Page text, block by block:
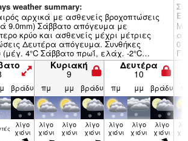
weather summary:
αρχικά με ασθενείς βροχοπτώσεις
9.0mm) Σάββατο απόγευμα με
κρύο και ασθενείς μέχρι μέτριες
Δευτέρα απόγευμα. Συνθήκες
4°C Σάββατο πρωΐ, ελάχ. -2°C
Γενικά ασθενείς άνεμοι.
Κυριακή
9
Δευτέρα
10
βράδυ πμ μμ βράδυ πμ μμ βράδυ
λίγο
χιόνι
λίγο
χιόνι
λίγο
χιόνι
λίγο
χιόνι
λίγο
χιόνι
λίγο
χιόνι
λίγο
χιόνι